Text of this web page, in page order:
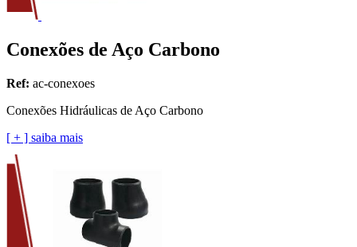
Conexões de Aço Carbono
Ref: ac-conexoes
Conexões Hidráulicas de Aço Carbono
[ + ] saiba mais